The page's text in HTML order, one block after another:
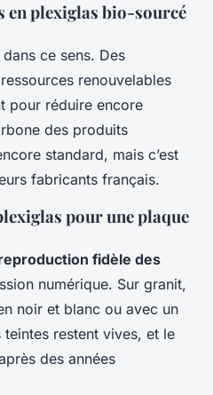
en plexiglas bio-sourcé
ce sens. Des
renouvelables
pour réduire encore
des produits
standard, mais c’est
fabricants français.
pour une plaque
fidèle des
numérique. Sur granit,
noir et blanc ou avec un
restent vives, et le
des années